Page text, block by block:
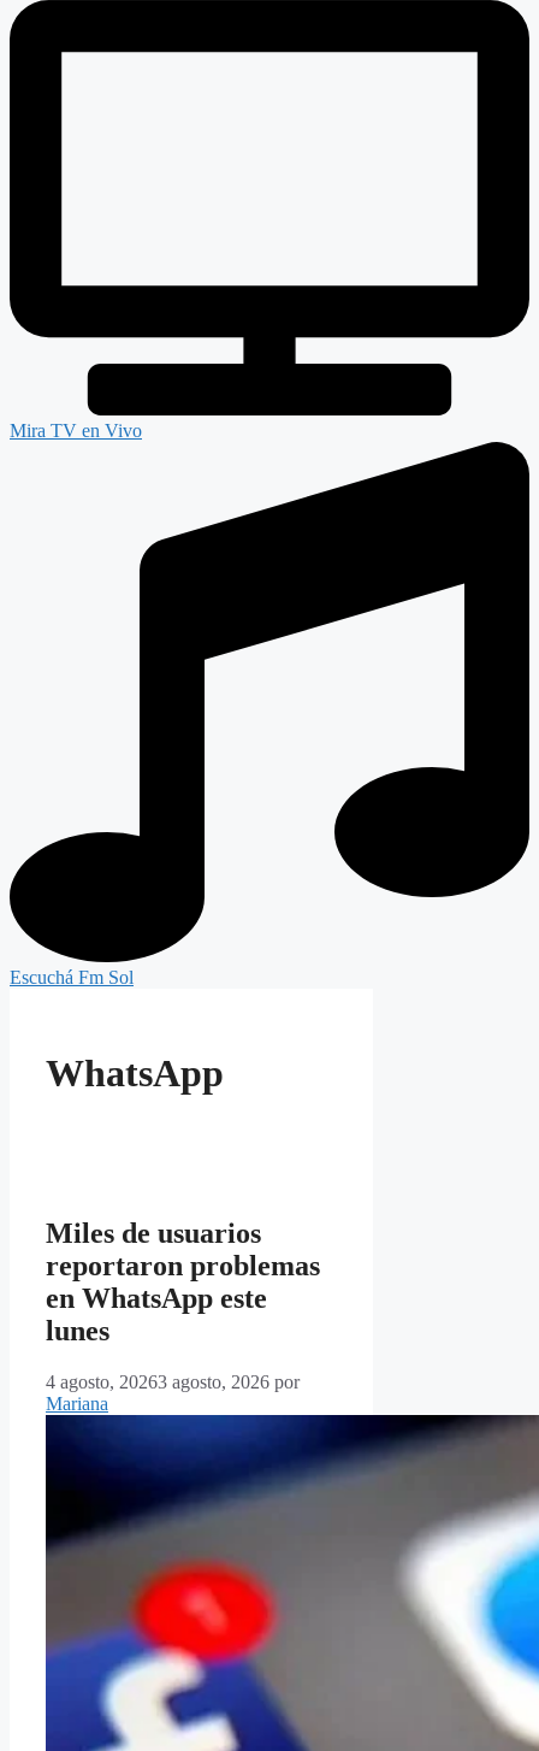
Mira TV en Vivo
Escuchá Fm Sol
WhatsApp
Miles de usuarios
reportaron problemas
en WhatsApp este
lunes
4 agosto, 20263 agosto, 2026 por
Mariana